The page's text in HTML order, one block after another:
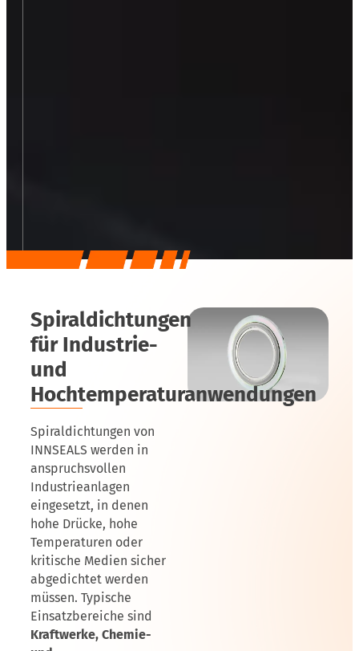
Spiraldichtungen
für Industrie-
und
Hochtemperaturanwendungen
Spiraldichtungen von
INNSEALS werden in
anspruchsvollen
Industrieanlagen
eingesetzt, in denen
hohe Drücke, hohe
Temperaturen oder
kritische Medien sicher
abgedichtet werden
müssen. Typische
Einsatzbereiche sind
Kraftwerke, Chemie-